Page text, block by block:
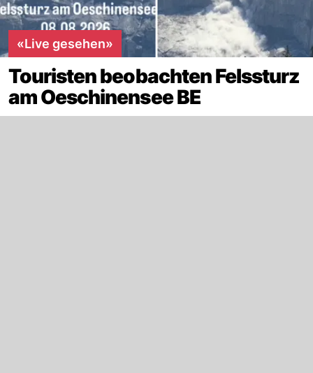
«Live gesehen»
Touristen beobachten Felssturz
am Oeschinensee BE